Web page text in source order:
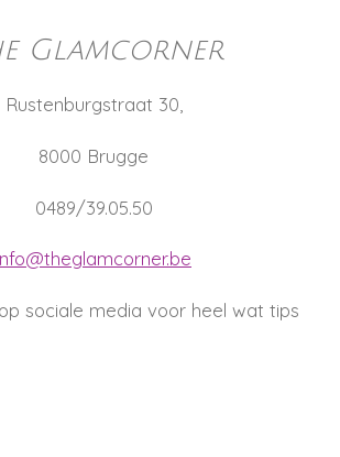
Glamcorner
Rustenburgstraat 30,
8000 Brugge
0489/39.05.50
sociale media voor heel wat tips